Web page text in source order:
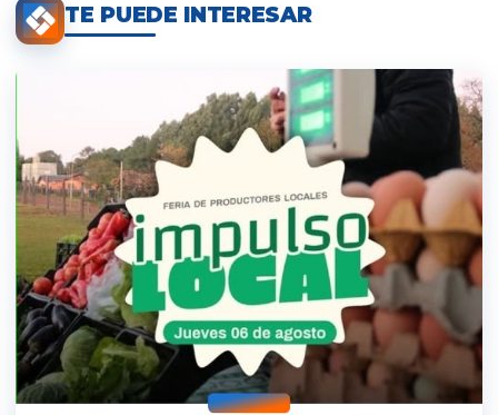
TE PUEDE INTERESAR